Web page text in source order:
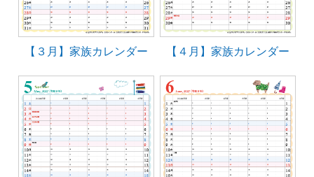
【３月】家族カレンダー 【４月】家族カレンダー